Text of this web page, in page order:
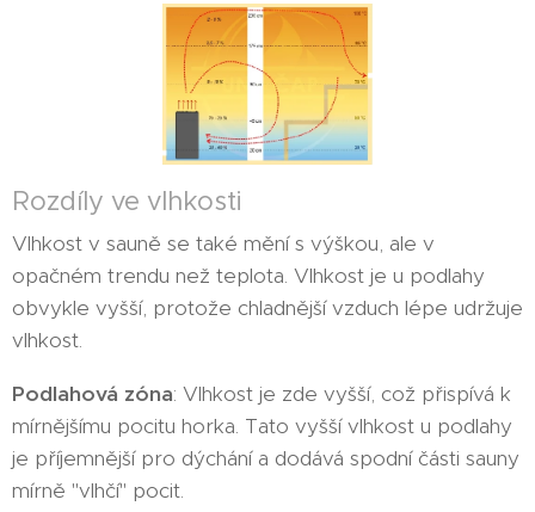
Rozdíly ve vlhkosti
Vlhkost v sauně se také mění s výškou, ale v
opačném trendu než teplota. Vlhkost je u podlahy
obvykle vyšší, protože chladnější vzduch lépe udržuje
vlhkost.
Podlahová zóna: Vlhkost je zde vyšší, což přispívá k
mírnějšímu pocitu horka. Tato vyšší vlhkost u podlahy
je příjemnější pro dýchání a dodává spodní části sauny
mírně "vlhčí" pocit.